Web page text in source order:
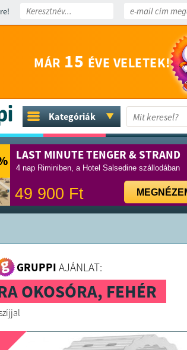
MÁR 15 ÉVE VELETEK!
Kategóriák
LAST MINUTE TENGER & STRAND
4 nap Riminiben, a Hotel Salsedine szállodában
49 900 Ft
GRUPPI AJÁNLAT:
OKOSÓRA, FEHÉR